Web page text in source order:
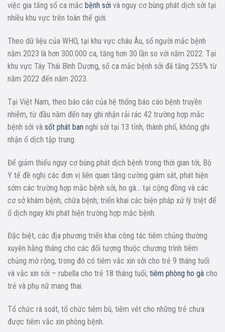
việc gia tăng số ca mắc bệnh sởi và nguy cơ bùng phát dịch sởi tại
nhiều khu vực trên toàn thế giới.
Theo dữ liệu của WHO, tại khu vực châu Âu, số người mắc bệnh
năm 2023 là hơn 300.000 ca, tăng hơn 30 lần so với năm 2022. Tại
khu vực Tây Thái Bình Dương, số ca mắc bệnh sởi đã tăng 255% từ
năm 2022 đến năm 2023.
Tại Việt Nam, theo báo cáo của hệ thống báo cáo bệnh truyền
nhiễm, từ đầu năm đến nay ghi nhận rải rác 42 trường hợp mắc
bệnh sởi và sốt phát ban nghi sởi tại 13 tỉnh, thành phố, không ghi
nhận ổ dịch tập trung.
Để giảm thiểu nguy cơ bùng phát dịch bệnh trong thời gian tới, Bộ
Y tế đề nghị các đơn vị liên quan tăng cường giám sát, phát hiện
sớm các trường hợp mắc bệnh sởi, ho gà… tại cộng đồng và các
cơ sở khám bệnh, chữa bệnh; triển khai các biện pháp xử lý triệt để
ổ dịch ngay khi phát hiện trường hợp mắc bệnh.
Đặc biệt, các địa phương triển khai công tác tiêm chủng thường
xuyên hằng tháng cho các đối tượng thuộc chương trình tiêm
chủng mở rộng, trong đó có tiêm vắc xin sởi cho trẻ 9 tháng tuổi
và vắc xin sởi – rubella cho trẻ 18 tháng tuổi; tiêm phòng ho gà cho
trẻ và phụ nữ mang thai.
Tổ chức rà soát, tổ chức tiêm bù, tiêm vét cho những trẻ chưa
được tiêm vắc xin phòng bệnh.